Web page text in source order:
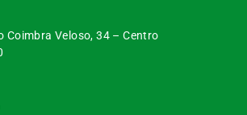
Coimbra Veloso, 34 – Centro